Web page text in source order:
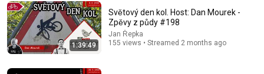
Comments 1
Comment...
1:39:49
Světový den kol. Host: Dan Mourek -
Zpěvy z půdy #198
Jan Řepka
155 views • Streamed 2 months ago